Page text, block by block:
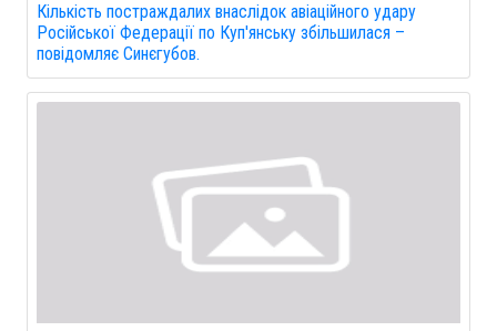
Кількість постраждалих внаслідок авіаційного удару
Російської Федерації по Куп'янську збільшилася –
повідомляє Синєгубов.